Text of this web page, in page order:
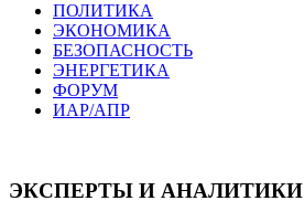
ПОЛИТИКА
ЭКОНОМИКА
БЕЗОПАСНОСТЬ
ЭНЕРГЕТИКА
ФОРУМ
ИАР/АПР
ЭКСПЕРТЫ И АНАЛИТИКИ